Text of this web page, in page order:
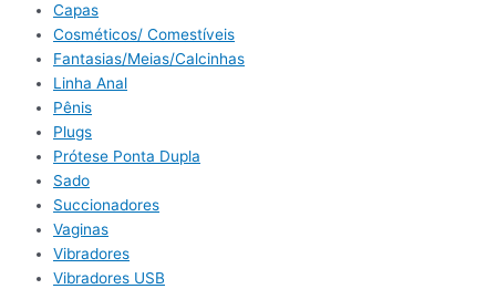
Capas
Cosméticos/ Comestíveis
Fantasias/Meias/Calcinhas
Linha Anal
Pênis
Plugs
Prótese Ponta Dupla
Sado
Succionadores
Vaginas
Vibradores
Vibradores USB